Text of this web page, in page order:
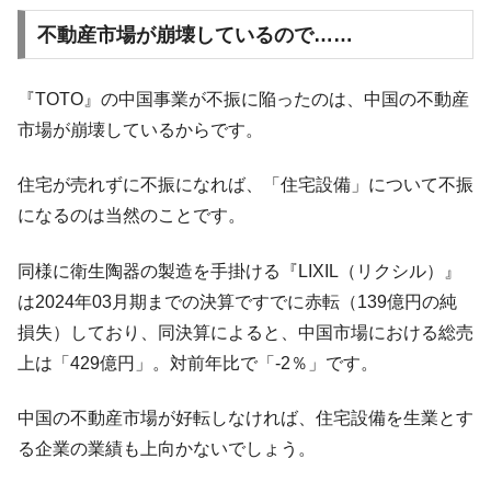
Fact1 奇跡の毛色「白毛馬」とは？
える賞金とは？
Fact1 平成仮面ライダーの意外すぎるモチーフとは？
Fact1
発表から2日で大崩壊、鳴かず飛ばずに終わりそう
なスーパーリーグとは？
だった選手とは？
Fact1
甲子園通算本塁打、最多の清原に次いで多く打っ
Fact1 セレクトセールの高額取引馬が稼いだ金額とは？
不動産市場が崩壊しているので……
『TOTO』の中国事業が不振に陥ったのは、中国の不動産
市場が崩壊しているからです。
住宅が売れずに不振になれば、「住宅設備」について不振
になるのは当然のことです。
同様に衛生陶器の製造を手掛ける『LIXIL（リクシル）』
は2024年03月期までの決算ですでに赤転（139億円の純
損失）しており、同決算によると、中国市場における総売
上は「429億円」。対前年比で「-2％」です。
中国の不動産市場が好転しなければ、住宅設備を生業とす
る企業の業績も上向かないでしょう。